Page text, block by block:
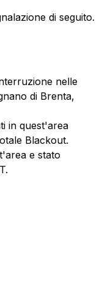
di seguito.
nelle
di Brenta,
in quest'area
Blackout.
e stato